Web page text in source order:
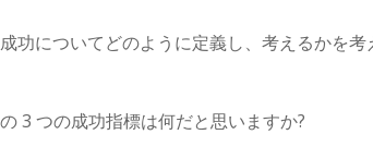
功についてどのように定義し、考えるかを
3 つの成功指標は何だと思いますか?